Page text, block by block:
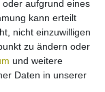
Leo / Rome /
USB)
aufgrund eines
kann erteilt
nicht einzuwilligen
zu ändern oder
und weitere
Daten in unserer